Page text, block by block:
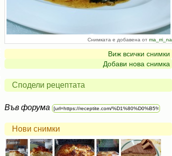
Снимката е добавена от ma_rri_na
Виж всички снимки
Добави нова снимка
Сподели рецептата
Във форума
Нови снимки